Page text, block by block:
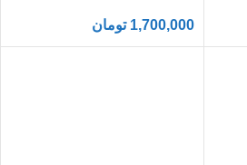
1,700,000 تومان